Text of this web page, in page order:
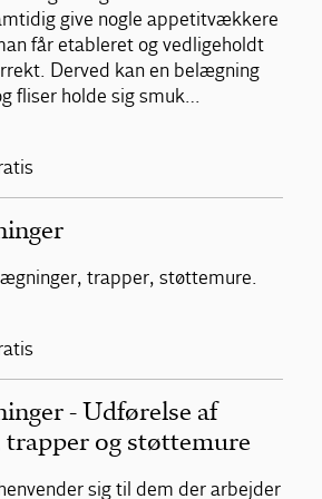
give nogle appetitvækkere
får etableret og vedligeholdt
Derved kan en belægning
fliser holde sig smuk…
trapper, støttemure.
- Udførelse af
og støttemure
sig til dem der arbejder